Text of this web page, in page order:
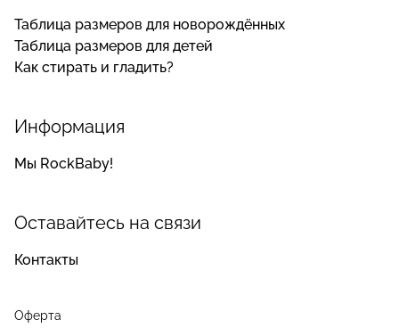
Таблица размеров для новорождённых
Таблица размеров для детей
Как стирать и гладить?
Информация
Мы RockBaby!
Оставайтесь на связи
Контакты
Оферта